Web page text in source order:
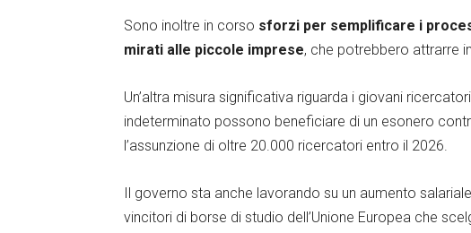
Sono inoltre in corso sforzi per semplificare i
mirati alle piccole imprese, che potrebbero attrarre
Un’altra misura significativa riguarda i giovani
indeterminato possono beneficiare di un esonero
l’assunzione di oltre 20.000 ricercatori entro il 2026.
Il governo sta anche lavorando su un aumento
vincitori di borse di studio dell’Unione Europea che